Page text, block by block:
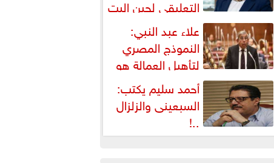
التعليقي لحين البت
في الطعن على... علاء عبد النبي:
النموذج المصري
لتأهيل العمالة هو
البديل العملي والأمثل لأزمات...
أحمد سليم يكتب:
السبعينى والزلزال
..!